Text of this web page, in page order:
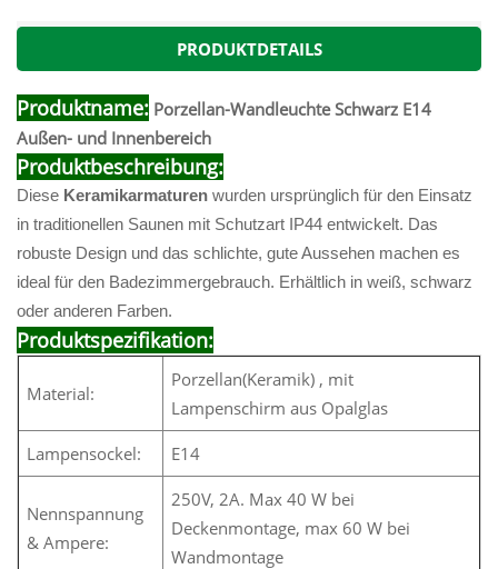
PRODUKTDETAILS
Produktname: Porzellan-Wandleuchte Schwarz E14
Außen- und Innenbereich
Produktbeschreibung:
Diese Keramikarmaturen wurden ursprünglich für den Einsatz
in traditionellen Saunen mit Schutzart IP44 entwickelt. Das
robuste Design und das schlichte, gute Aussehen machen es
ideal für den Badezimmergebrauch. Erhältlich in weiß, schwarz
oder anderen Farben.
Produktspezifikation:
Material:
Porzellan(Keramik) , mit
Lampenschirm aus Opalglas
Lampensockel: E14
Nennspannung
& Ampere:
250V, 2A. Max 40 W bei
Deckenmontage, max 60 W bei
Wandmontage